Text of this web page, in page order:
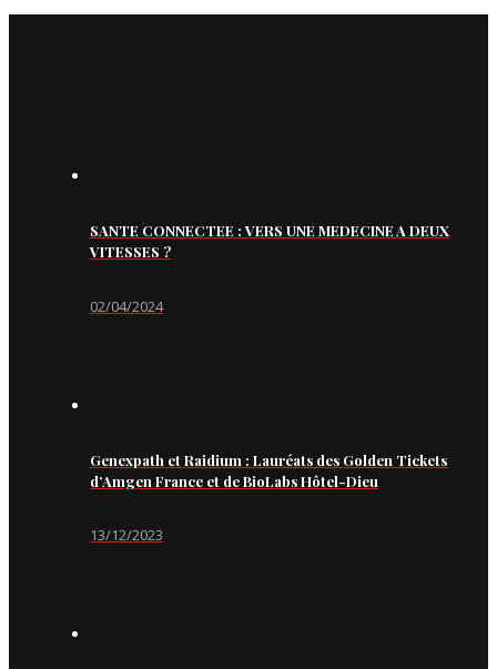
SANTE CONNECTEE : VERS UNE MEDECINE A DEUX
VITESSES ?
02/04/2024
Genexpath et Raidium : Lauréats des Golden Tickets
d’Amgen France et de BioLabs Hôtel-Dieu
13/12/2023